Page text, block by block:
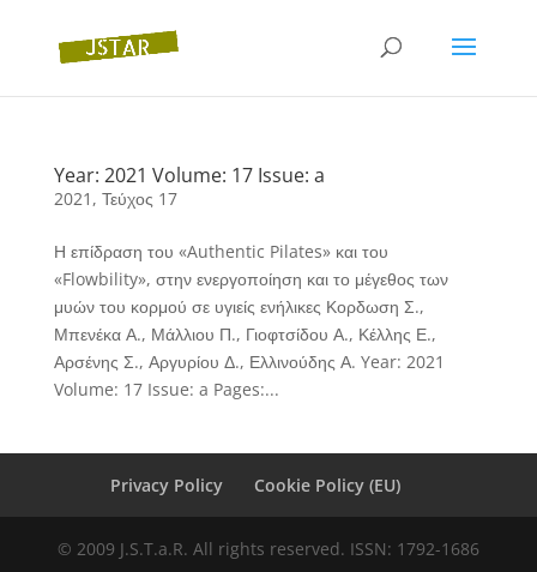
Year: 2021 Volume: 17 Issue: a
2021 , Τεύχος 17
Η επίδραση του «Authentic Pilates» και του
«Flowbility», στην ενεργοποίηση και το μέγεθος των
μυών του κορμού σε υγιείς ενήλικες Κορδωση Σ.,
Μπενέκα Α., Μάλλιου Π., Γιοφτσίδου Α., Κέλλης Ε.,
Αρσένης Σ., Αργυρίου Δ., Ελλινούδης Α. Year: 2021
Volume: 17 Issue: a Pages:...
Privacy Policy Cookie Policy (EU)
© 2009 J.S.T.a.R. All rights reserved. ISSN: 1792-1686